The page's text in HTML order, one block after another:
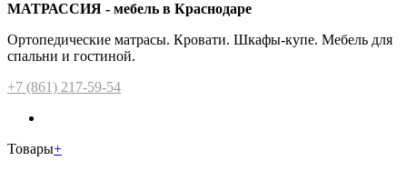
МАТРАССИЯ - мебель в Краснодаре
Ортопедические матрасы. Кровати. Шкафы-купе. Мебель для
спальни и гостиной.
+7 (861) 217-59-54
Товары+